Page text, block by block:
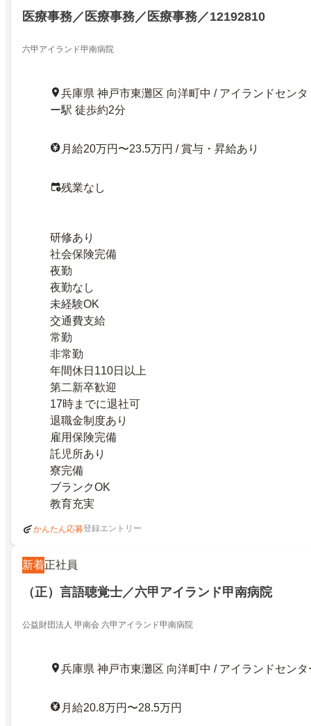
医療事務／医療事務／医療事務／12192810
六甲アイランド甲南病院
兵庫県 神戸市東灘区 向洋町中 / アイランドセンタ
ー駅 徒歩約2分
月給20万円〜23.5万円 / 賞与・昇給あり
残業なし
研修あり
社会保険完備
夜勤
夜勤なし
未経験OK
交通費支給
常勤
非常勤
年間休日110日以上
第二新卒歓迎
17時までに退社可
退職金制度あり
雇用保険完備
託児所あり
寮完備
ブランクOK
教育充実
かんたん応募登録エントリー
新着正社員
（正）言語聴覚士／六甲アイランド甲南病院
公益財団法人 甲南会 六甲アイランド甲南病院
兵庫県 神戸市東灘区 向洋町中 / アイランドセン
月給20.8万円〜28.5万円